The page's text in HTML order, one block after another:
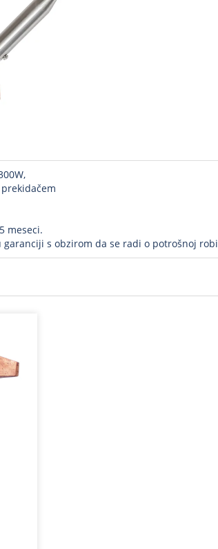
meseci.
s obzirom da se radi o potrošnoj robi